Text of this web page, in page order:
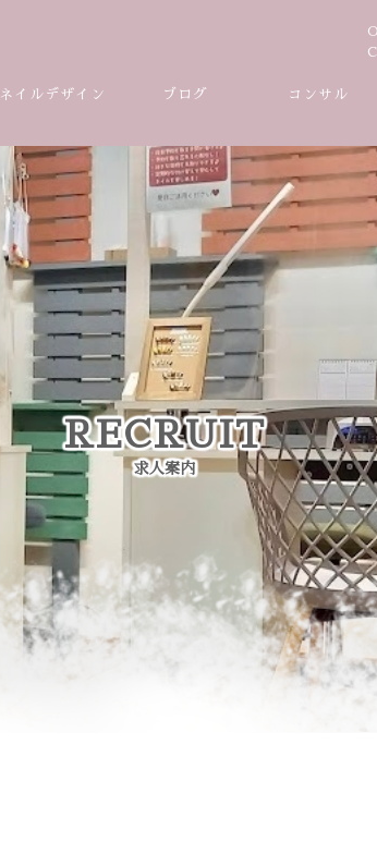
ネイルデザイン ブログ コンサル
RECRUIT
求人案内